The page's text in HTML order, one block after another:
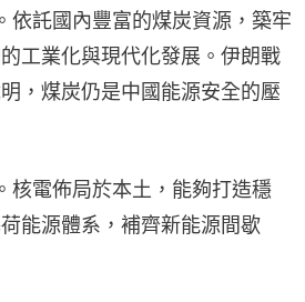
依託國內豐富的煤炭資源，築牢
工業化與現代化發展。伊朗戰
，煤炭仍是中國能源安全的壓
核電佈局於本土，能夠打造穩
能源體系，補齊新能源間歇